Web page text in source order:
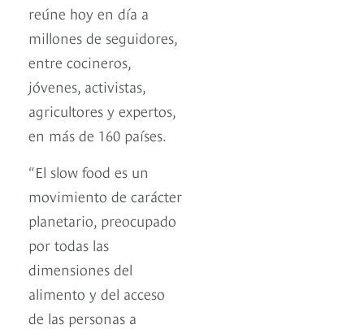
reúne hoy en día a
millones de seguidores,
entre cocineros,
jóvenes, activistas,
agricultores y expertos,
en más de 160 países.
“El slow food es un
movimiento de carácter
planetario, preocupado
por todas las
dimensiones del
alimento y del acceso
de las personas a